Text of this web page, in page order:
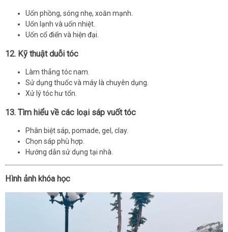
Uốn phồng, sóng nhẹ, xoăn mạnh.
Uốn lạnh và uốn nhiệt.
Uốn cổ điển và hiện đại.
12. Kỹ thuật duỗi tóc
Làm thẳng tóc nam.
Sử dụng thuốc và máy là chuyên dụng.
Xử lý tóc hư tổn.
13. Tìm hiểu về các loại sáp vuốt tóc
Phân biệt sáp, pomade, gel, clay.
Chọn sáp phù hợp.
Hướng dẫn sử dụng tại nhà.
Hình ảnh khóa học